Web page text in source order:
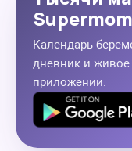
Календарь
дневник и
приложении.